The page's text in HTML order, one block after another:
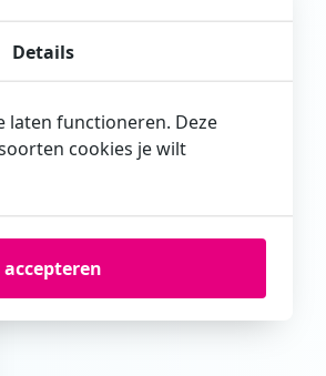
Details
laten functioneren. Deze
cookies je wilt
accepteren